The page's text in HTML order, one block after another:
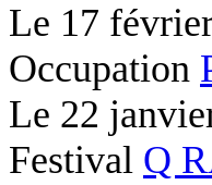
Le 17
Occupation
Le 22
Festival Q